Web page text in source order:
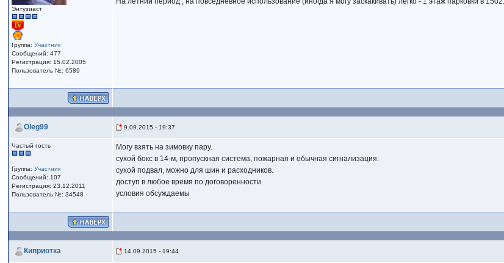
Энтузиаст
Группа:Участник
Сообщений: 477
Регистрация: 15.02.2005
Пользователь №: 6589
Oleg99 9.09.2015 - 19:37
Частый гость
Группа:Участник
Сообщений: 107
Регистрация: 23.12.2011
Пользователь №: 34548
Могу взять на зимовку пару.
сухой бокс в 14-м, пропускная система, пожарная и обычная сигнализация.
сухой подвал, можно для шин и расходников.
доступ в любое время по договоренности
условия обсуждаемы
Киприотка 14.09.2015 - 19:44